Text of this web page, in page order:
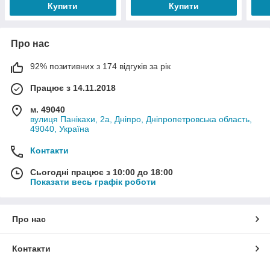
Купити Купити
Про нас
92% позитивних з 174 відгуків за рік
Працює з 14.11.2018
м. 49040
вулиця Панікахи, 2а, Дніпро, Дніпропетровська область,
49040, Україна
Контакти
Сьогодні працює з 10:00 до 18:00
Показати весь графік роботи
Про нас
Контакти